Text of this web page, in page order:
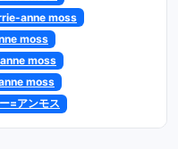
anne moss
moss
moss
moss
=アンモス